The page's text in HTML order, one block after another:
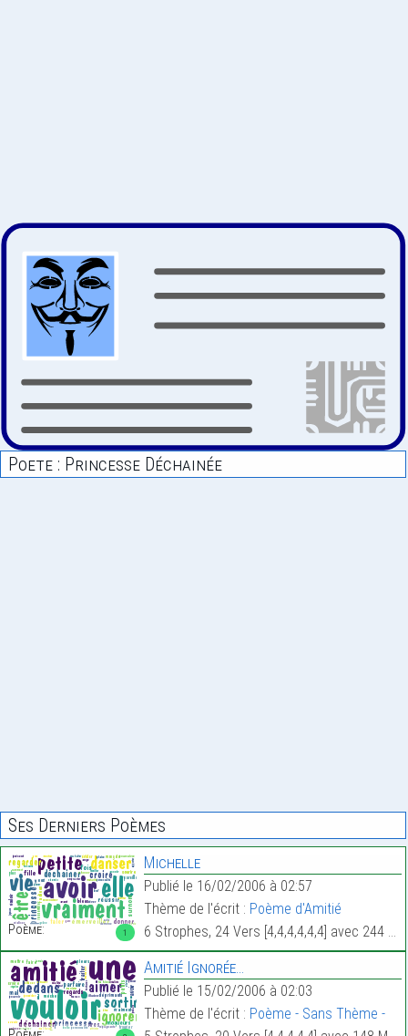
Poete : Princesse Déchainée
Ses Derniers Poèmes
1
Poème:
Michelle
Publié le 16/02/2006 à 02:57
Thème de l'écrit : Poème d'Amitié
6 Strophes, 24 Vers [4,4,4,4,4,4] avec 244 Mots.
Amitié Ignorée…
Publié le 15/02/2006 à 02:03
Thème de l'écrit : Poème - Sans Thème -